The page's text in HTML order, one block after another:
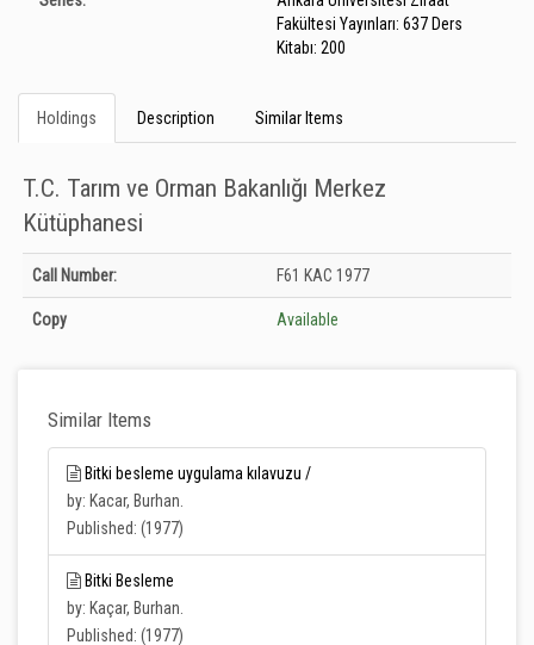
Fakültesi Yayınları: 637 Ders
Kitabı: 200
Holdings Description Similar Items
T.C. Tarım ve Orman Bakanlığı Merkez
Kütüphanesi
Holdings details from T.C. Tarım ve Orman Bakanlığı Merkez Kütüphanesi:
Unknown
Call Number: F61 KAC 1977
Copy Available
Similar Items
Bitki besleme uygulama kılavuzu /
by: Kacar, Burhan.
Published: (1977)
Bitki Besleme
by: Kaçar, Burhan.
Published: (1977)